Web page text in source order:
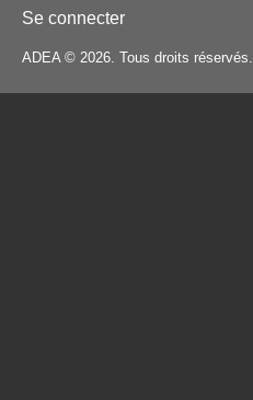
Se connecter
ADEA © 2026. Tous droits réservés.